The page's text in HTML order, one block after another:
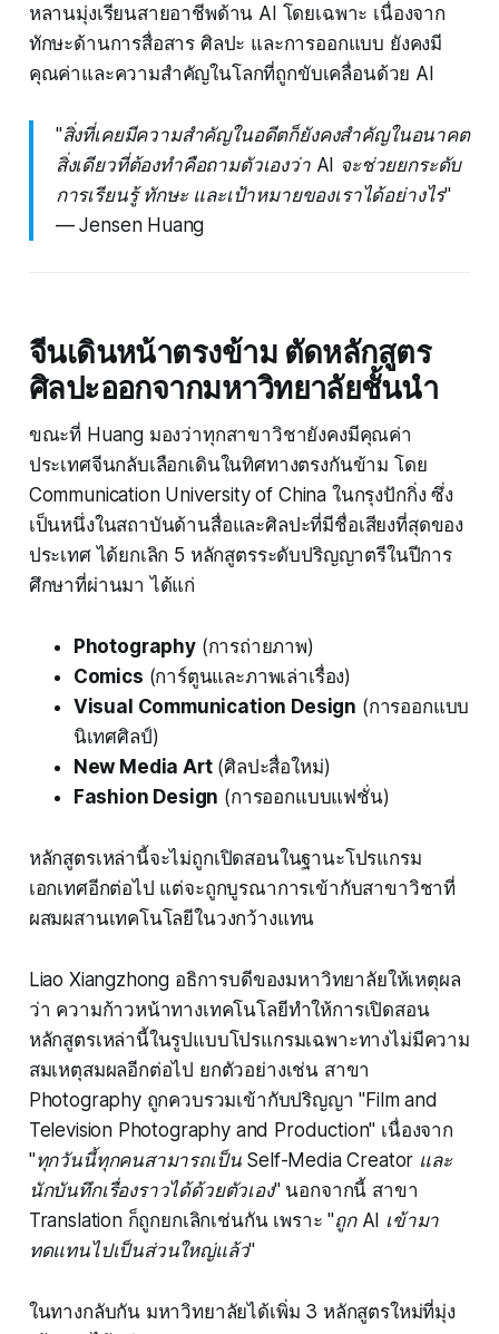
หลานมุ่งเรียนสายอาชีพด้าน AI โดยเฉพาะ เนื่องจาก
ทักษะด้านการสื่อสาร ศิลปะ และการออกแบบ ยังคงมี
คุณค่าและความสำคัญในโลกที่ถูกขับเคลื่อนด้วย AI
"สิ่งที่เคยมีความสำคัญในอดีตก็ยังคงสำคัญในอนาคต
สิ่งเดียวที่ต้องทำคือถามตัวเองว่า AI จะช่วยยกระดับ
การเรียนรู้ ทักษะ และเป้าหมายของเราได้อย่างไร"
— Jensen Huang
จีนเดินหน้าตรงข้าม ตัดหลักสูตร
ศิลปะออกจากมหาวิทยาลัยชั้นนำ
ขณะที่ Huang มองว่าทุกสาขาวิชายังคงมีคุณค่า
ประเทศจีนกลับเลือกเดินในทิศทางตรงกันข้าม โดย
Communication University of China ในกรุงปักกิ่ง ซึ่ง
เป็นหนึ่งในสถาบันด้านสื่อและศิลปะที่มีชื่อเสียงที่สุดของ
ประเทศ ได้ยกเลิก 5 หลักสูตรระดับปริญญาตรีในปีการ
ศึกษาที่ผ่านมา ได้แก่
Photography(การถ่ายภาพ)
Comics (การ์ตูนและภาพเล่าเรื่อง)
Visual Communication Design (การออกแบบ
นิเทศศิลป์)
New Media Art(ศิลปะสื่อใหม่)
Fashion Design (การออกแบบแฟชั่น)
หลักสูตรเหล่านี้จะไม่ถูกเปิดสอนในฐานะโปรแกรม
เอกเทศอีกต่อไป แต่จะถูกบูรณาการเข้ากับสาขาวิชาที่
ผสมผสานเทคโนโลยีในวงกว้างแทน
Liao Xiangzhong อธิการบดีของมหาวิทยาลัยให้เหตุผล
ว่า ความก้าวหน้าทางเทคโนโลยีทำให้การเปิดสอน
หลักสูตรเหล่านี้ในรูปแบบโปรแกรมเฉพาะทางไม่มีความ
สมเหตุสมผลอีกต่อไป ยกตัวอย่างเช่น สาขา
Photography ถูกควบรวมเข้ากับปริญญา "Film and
Television Photography and Production" เนื่องจาก
"ทุกวันนี้ทุกคนสามารถเป็น Self-Media Creator และ
นักบันทึกเรื่องราวได้ด้วยตัวเอง"นอกจากนี้ สาขา
Translation ก็ถูกยกเลิกเช่นกัน เพราะ"ถูก AI เข้ามา
ทดแทนไปเป็นส่วนใหญ่แล้ว"
ในทางกลับกัน มหาวิทยาลัยได้เพิ่ม 3 หลักสูตรใหม่ที่มุ่ง